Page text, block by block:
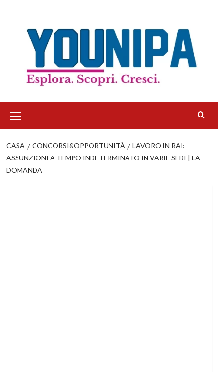
contenuto
principale
CASA CONCORSI&OPPORTUNITÀ
LAVORO IN RAI:
ASSUNZIONI A TEMPO INDETERMINATO IN VARIE SEDI | LA
DOMANDA